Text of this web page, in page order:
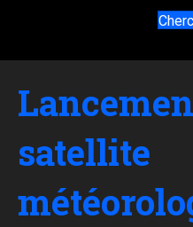
satellite